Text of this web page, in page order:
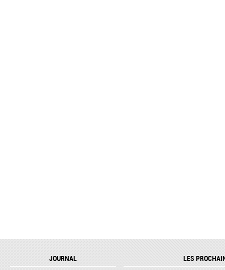
JOURNAL LES